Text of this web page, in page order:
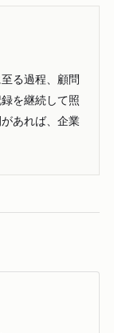
る過程、顧問
を継続して照
あれば、企業